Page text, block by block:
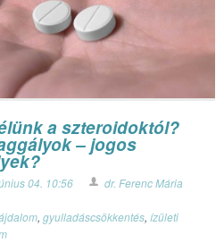
a szteroidoktól?
– jogos
04. 10:56
dr. Ferenc Mária
, gyulladáscsökkentés, ízületi